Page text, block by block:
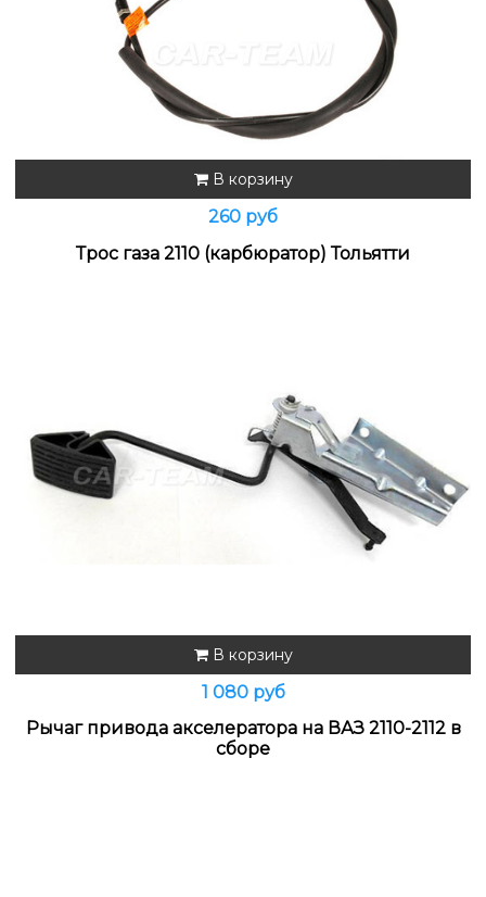
В корзину
260 руб
Трос газа 2110 (карбюратор) Тольятти
В корзину
1 080 руб
Рычаг привода акселератора на ВАЗ 2110-2112 в
сборе